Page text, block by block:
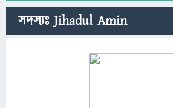
সদস্যঃ Jihadul Amin